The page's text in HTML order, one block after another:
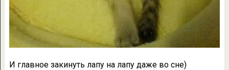
И главное закинуть лапу на лапу даже во сне)